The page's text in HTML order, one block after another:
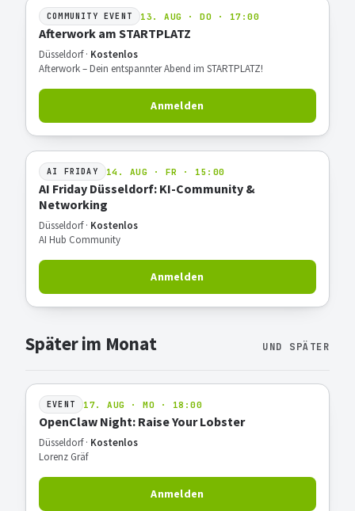
COMMUNITY EVENT 13. AUG · DO · 17:00
Afterwork am STARTPLATZ
Düsseldorf · Kostenlos
Afterwork – Dein entspannter Abend im STARTPLATZ!
Anmelden
AI FRIDAY 14. AUG · FR · 15:00
AI Friday Düsseldorf: KI-Community &
Networking
Düsseldorf · Kostenlos
AI Hub Community
Anmelden
Später im Monat UND SPÄTER
EVENT 17. AUG · MO · 18:00
OpenClaw Night: Raise Your Lobster
Düsseldorf · Kostenlos
Lorenz Gräf
Anmelden